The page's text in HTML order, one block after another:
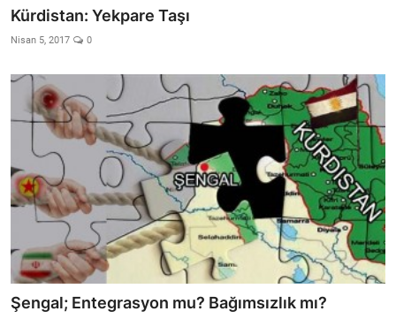
Kürdistan: Yekpare Taşı
Nisan 5, 2017 0
Şengal; Entegrasyon mu? Bağımsızlık mı?